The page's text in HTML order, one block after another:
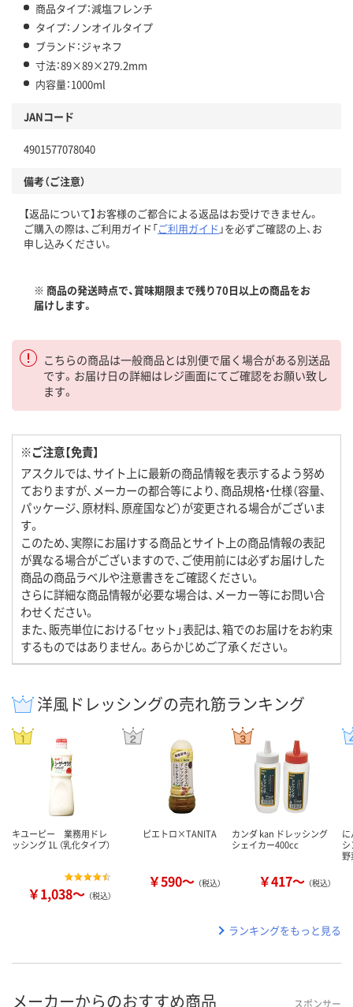
商品タイプ：減塩フレンチ
タイプ：ノンオイルタイプ
ブランド：ジャネフ
寸法：89×89×279.2mm
内容量：1000ml
JANコード
4901577078040
備考（ご注意）
【返品について】お客様のご都合による返品はお受けできません。
ご購入の際は、ご利用ガイド「ご利用ガイド 」を必ずご確認の上、お
申し込みください。
※ 商品の発送時点で、賞味期限まで残り70日以上の商品をお
届けします。
こちらの商品は一般商品とは別便で届く場合がある別送品
です。お届け日の詳細はレジ画面にてご確認をお願い致し
ます。
※ご注意【免責】
アスクルでは、サイト上に最新の商品情報を表示するよう努め
ておりますが、メーカーの都合等により、商品規格・仕様（容量、
パッケージ、原材料、原産国など）が変更される場合がございま
す。
このため、実際にお届けする商品とサイト上の商品情報の表記
が異なる場合がございますので、ご使用前には必ずお届けした
商品の商品ラベルや注意書きをご確認ください。
さらに詳細な商品情報が必要な場合は、メーカー等にお問い合
わせください。
また、販売単位における「セット」表記は、箱でのお届けをお約束
するものではありません。あらかじめご了承ください。
洋風ドレッシングの売れ筋ランキング
キユーピー 業務用ドレ
ッシング 1L （乳化タイプ）
￥1,038～ （税込）
ピエトロ×TANITA
￥590～ （税込）
カンダ kan ドレッシング
シェイカー400cc
￥417～ （税込）
ランキングをもっと見る
メーカーからのおすすめ商品 スポンサー